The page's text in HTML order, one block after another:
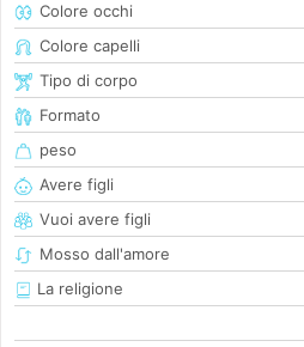
Colore occhi
Colore capelli
Tipo di corpo
Formato
peso
Avere figli
Vuoi avere figli
Mosso dall'amore
La religione